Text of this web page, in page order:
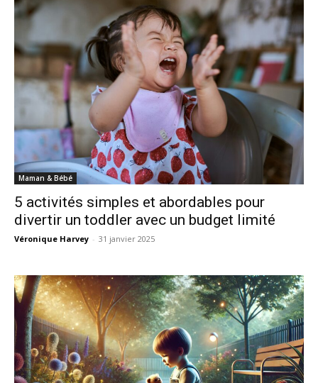
Maman & Bébé
5 activités simples et abordables pour
divertir un toddler avec un budget limité
Véronique Harvey - 31 janvier 2025